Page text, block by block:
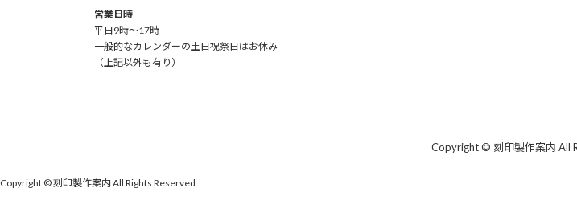
営業日時
平日9時～17時
一般的なカレンダーの土日祝祭日はお休み
（上記以外も有り）
Copyright © 刻印製作案内 All
Copyright © 刻印製作案内 All Rights Reserved.